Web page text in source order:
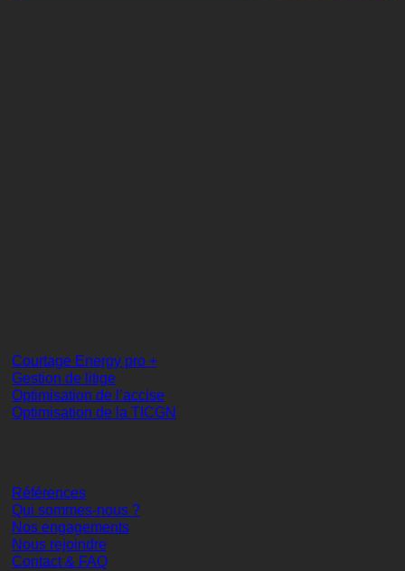
Courtage Energy pro +
Gestion de litige
Optimisation de l’accise
Optimisation de la TICGN
Références
Qui sommes-nous ?
Nos engagements
Nous rejoindre
Contact & FAQ